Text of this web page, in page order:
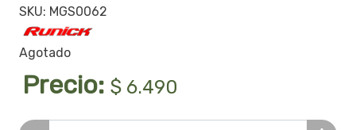
SKU: MGS0062
Agotado
Precio: $ 6.490